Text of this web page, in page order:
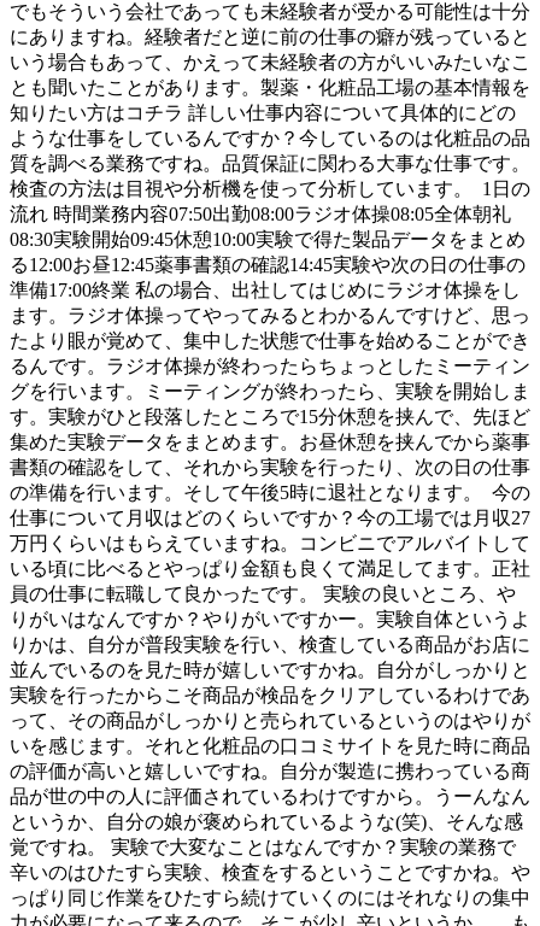
でもそういう会社であっても未経験者が受かる可能性は十分
にありますね。経験者だと逆に前の仕事の癖が残っていると
いう場合もあって、かえって未経験者の方がいいみたいなこ
とも聞いたことがあります。製薬・化粧品工場の基本情報を
知りたい方はコチラ 詳しい仕事内容について具体的にどの
ような仕事をしているんですか？今しているのは化粧品の品
質を調べる業務ですね。品質保証に関わる大事な仕事です。
検査の方法は目視や分析機を使って分析しています。 1日の
流れ 時間業務内容07:50出勤08:00ラジオ体操08:05全体朝礼
08:30実験開始09:45休憩10:00実験で得た製品データをまとめ
る12:00お昼12:45薬事書類の確認14:45実験や次の日の仕事の
準備17:00終業 私の場合、出社してはじめにラジオ体操をし
ます。ラジオ体操ってやってみるとわかるんですけど、思っ
たより眼が覚めて、集中した状態で仕事を始めることができ
るんです。ラジオ体操が終わったらちょっとしたミーティン
グを行います。ミーティングが終わったら、実験を開始しま
す。実験がひと段落したところで15分休憩を挟んで、先ほど
集めた実験データをまとめます。お昼休憩を挟んでから薬事
書類の確認をして、それから実験を行ったり、次の日の仕事
の準備を行います。そして午後5時に退社となります。 今の
仕事について月収はどのくらいですか？今の工場では月収27
万円くらいはもらえていますね。コンビニでアルバイトして
いる頃に比べるとやっぱり金額も良くて満足してます。正社
員の仕事に転職して良かったです。 実験の良いところ、や
りがいはなんですか？やりがいですかー。実験自体というよ
りかは、自分が普段実験を行い、検査している商品がお店に
並んでいるのを見た時が嬉しいですかね。自分がしっかりと
実験を行ったからこそ商品が検品をクリアしているわけであ
って、その商品がしっかりと売られているというのはやりが
いを感じます。それと化粧品の口コミサイトを見た時に商品
の評価が高いと嬉しいですね。自分が製造に携わっている商
品が世の中の人に評価されているわけですから。うーんなん
というか、自分の娘が褒められているような(笑)、そんな感
覚ですね。 実験で大変なことはなんですか？実験の業務で
辛いのはひたすら実験、検査をするということですかね。や
っぱり同じ作業をひたすら続けていくのにはそれなりの集中